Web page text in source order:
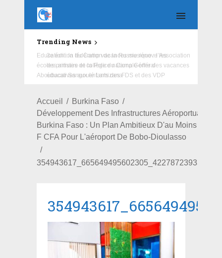
Trending News
Education : la fédération de la Russie rénove les
écoles primaire et collège du Camp Général
Aboubacar Sangoulé Lamizana
Accueil
Burkina Faso
Développement Des Infrastructures Aéroportuaires
Burkina Faso : Un Plan Ambitieux D'au Moins 100
F CFA Pour L'aéroport De Bobo-Dioulasso